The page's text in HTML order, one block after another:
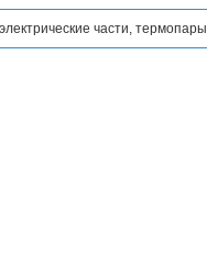
части, термопары